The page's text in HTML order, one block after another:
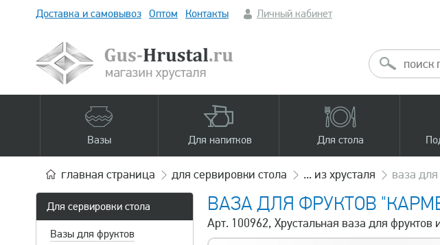
Доставка и самовывоз Оптом Контакты Личный кабинет
Вазы Для напитков Для стола
главная страница для сервировки стола ... из хрусталя ваза
Для сервировки стола
Вазы для фруктов
ВАЗА ДЛЯ ФРУКТОВ
Арт. 100962, Хрустальная ваза для фруктов